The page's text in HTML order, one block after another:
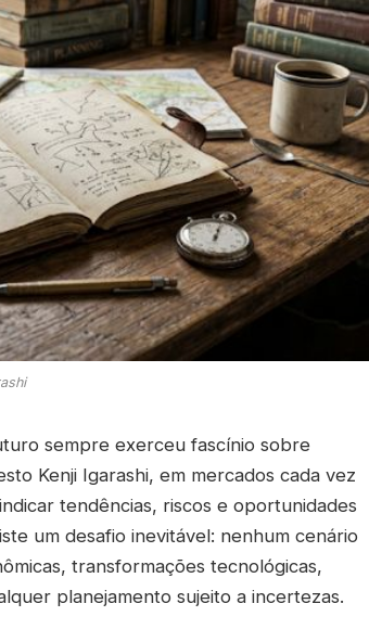
sempre exerceu fascínio sobre
Kenji Igarashi, em mercados cada vez
tendências, riscos e oportunidades
um desafio inevitável: nenhum cenário
transformações tecnológicas,
planejamento sujeito a incertezas.